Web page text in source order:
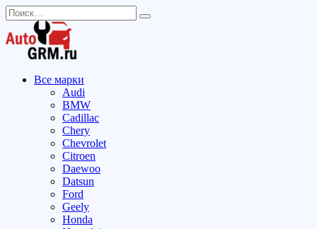
Перейти
к
содержанию
Search
for:
Все марки
Audi
BMW
Cadillac
Chery
Chevrolet
Citroen
Daewoo
Datsun
Ford
Geely
Honda